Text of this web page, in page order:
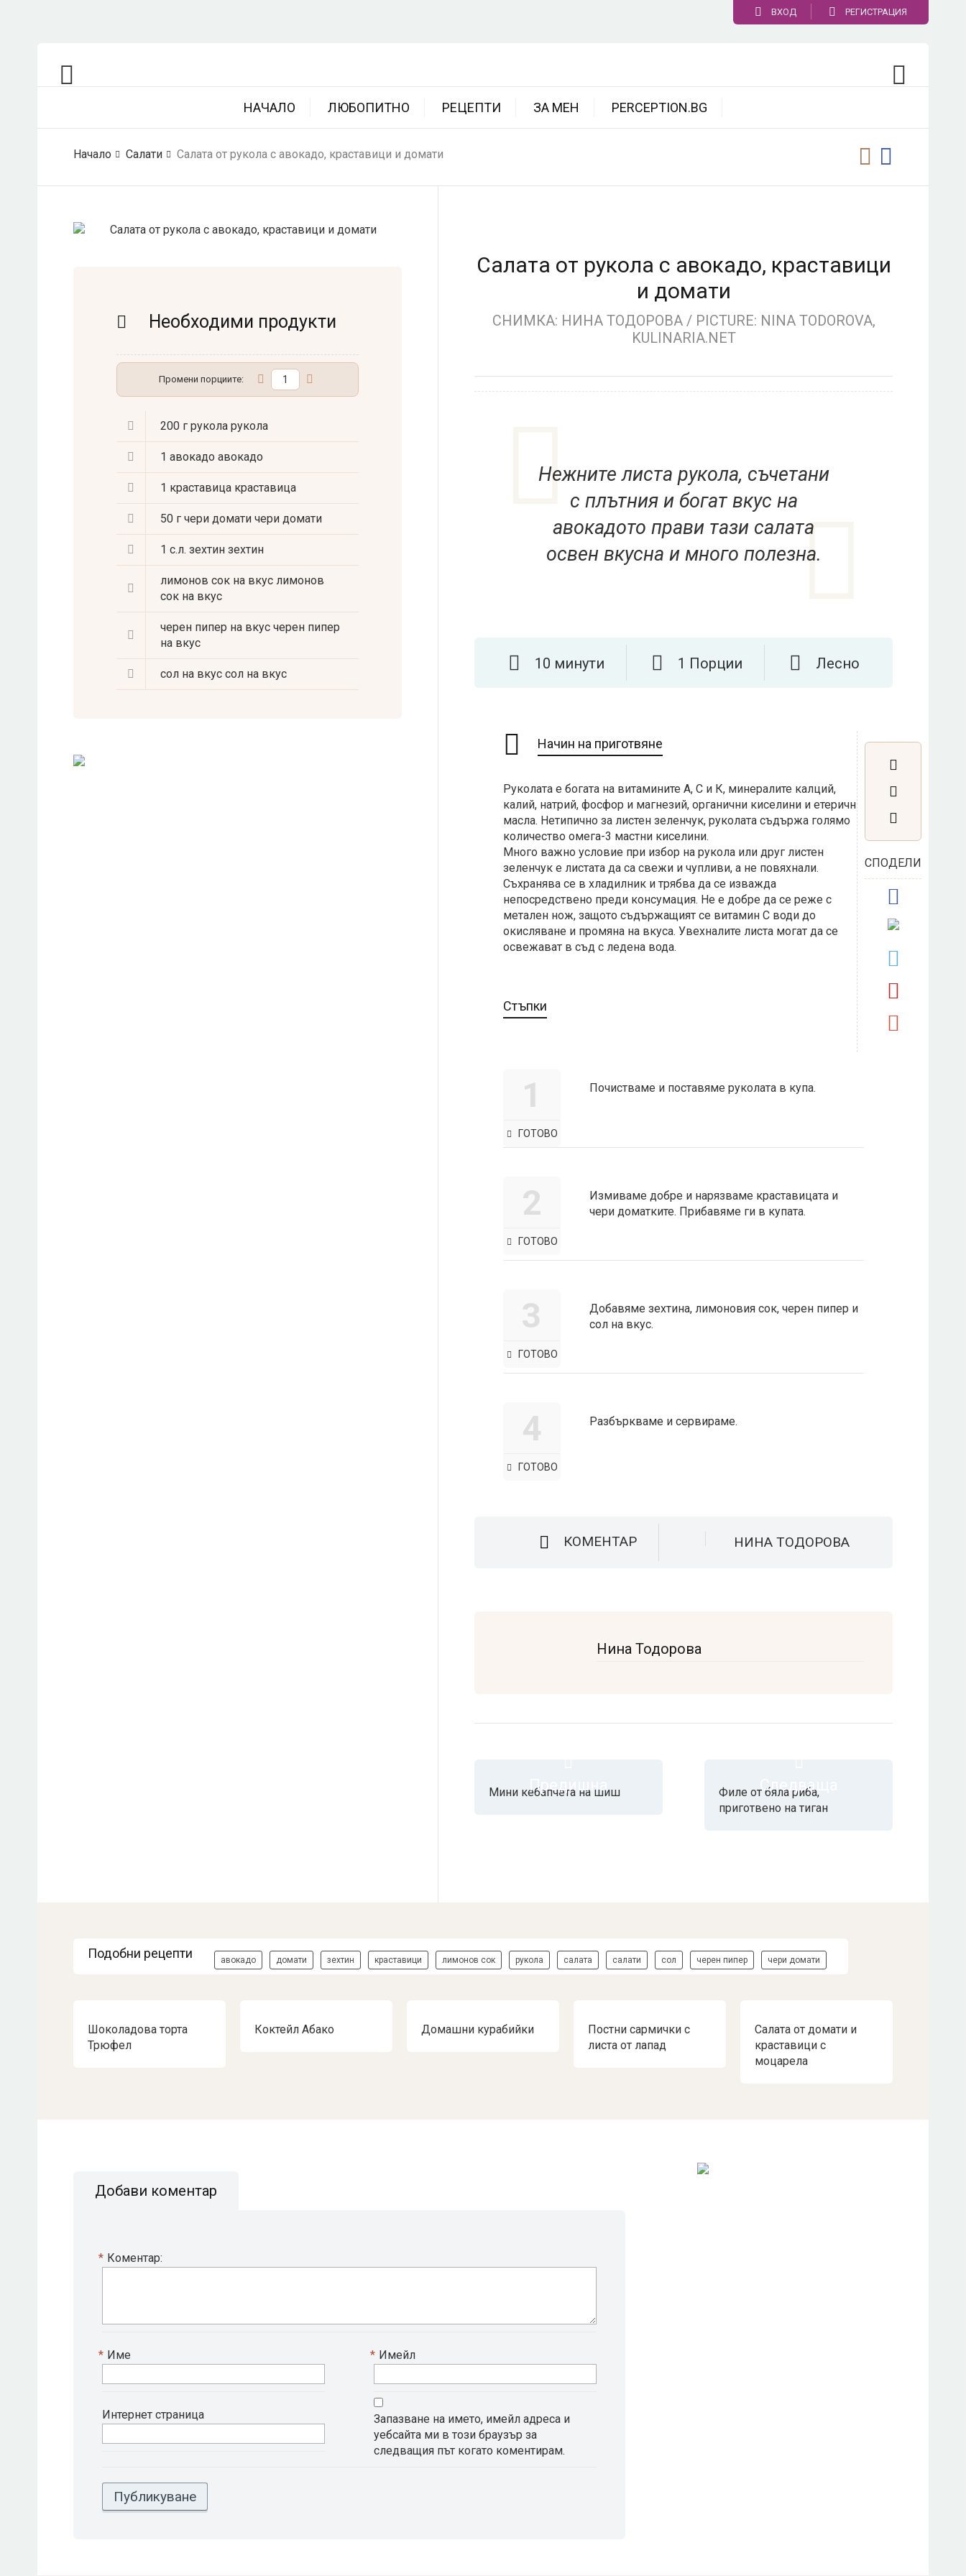
ВХОД РЕГИСТРАЦИЯ
НАЧАЛО ЛЮБОПИТНО РЕЦЕПТИ ЗА МЕН PERCEPTION.BG
Начало Салати Салата от рукола с авокадо, краставици и домати
Необходими продукти
Промени порциите:
200 г рукола рукола
1 авокадо авокадо
1 краставица краставица
50 г чери домати чери домати
1 с.л. зехтин зехтин
лимонов сок на вкус лимонов
сок на вкус
черен пипер на вкус черен пипер
на вкус
сол на вкус сол на вкус
Салата от рукола с авокадо, краставици
и домати
СНИМКА: НИНА ТОДОРОВА / PICTURE: NINA TODOROVA,
KULINARIA.NET
Нежните листа рукола, съчетани
с плътния и богат вкус на
авокадото прави тази салата
освен вкусна и много полезна.
10 минути 1 Порции Лесно
Начин на приготвяне
СПОДЕЛИ
Руколата е богата на витамините А, С и К, минералите калций,
калий, натрий, фосфор и магнезий, органични киселини и етерични
масла. Нетипично за листен зеленчук, руколата съдържа голямо
количество омега-3 мастни киселини.
Много важно условие при избор на рукола или друг листен
зеленчук е листата да са свежи и чупливи, а не повяхнали.
Съхранява се в хладилник и трябва да се изважда
непосредствено преди консумация. Не е добре да се реже с
метален нож, защото съдържащият се витамин С води до
окисляване и промяна на вкуса. Увехналите листа могат да се
освежават в съд с ледена вода.
Стъпки
1
ГОТОВО
Почистваме и поставяме руколата в купа.
2
ГОТОВО
Измиваме добре и нарязваме краставицата и
чери доматките. Прибавяме ги в купата.
3
ГОТОВО
Добавяме зехтина, лимоновия сок, черен пипер и
сол на вкус.
4
ГОТОВО
Разбъркваме и сервираме.
КОМЕНТАР НИНА ТОДОРОВА
Нина Тодорова
Предишна
Мини кебапчета на шиш Следваща
Филе от бяла риба,
приготвено на тиган
Подобни рецепти авокадо домати зехтин краставици лимонов сок рукола салата салати сол черен пипер чери домати
Шоколадова торта
Трюфел
Коктейл Абако Домашни курабийки
Постни сармички с
листа от лапад
Салата от домати и
краставици с
моцарела
Добави коментар
Коментар:
*
Име
* Имейл
*
Интернет страница
Запазване на името, имейл адреса и
уебсайта ми в този браузър за
следващия път когато коментирам.